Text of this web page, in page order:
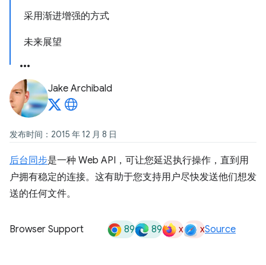
采用渐进增强的方式
未来展望
Jake Archibald
发布时间：2015 年 12 月 8 日
后台同步是一种 Web API，可让您延迟执行操作，直到用
户拥有稳定的连接。这有助于您支持用户尽快发送他们想发
送的任何文件。
Browser Support 89 89 x xSource